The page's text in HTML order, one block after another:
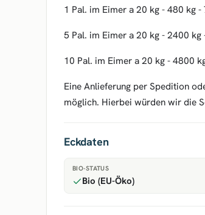
1 Pal. im Eimer a 20 kg - 480 kg -
5 Pal. im Eimer a 20 kg - 2400 kg
10 Pal. im Eimer a 20 kg - 4800
Eine Anlieferung per Spedition
möglich. Hierbei würden wir die
Eckdaten
BIO-STATUS
Bio (EU-Öko)